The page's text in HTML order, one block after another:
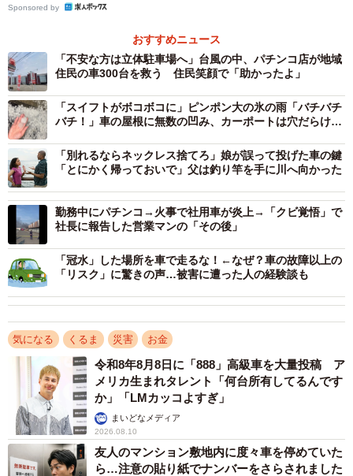
くなり、次いで「大雨・ゲリラ豪雨」（37.2%）、「洪
水」「大雪」（いずれも17.5%）、「ひょう」（17.0%）が
続きました。
車を自然災害から守るための対策を講じているか（出典：ソニー損害保
険株式会社）
5/6
車を守るための対策を講じている自然災害（出典：ソニー損害保険株式
会社）
また、「車を自然災害から守るための対策を講じている」
Sponsored by
おすすめニュース
「不安な方は立体駐車場へ」台風の中、パチンコ店が地域
住民の車300台を救う 住民笑顔で「助かったよ」
「スイフトがボコボコに」ピンポン大の氷の雨「バチバチ
バチ！」車の屋根に無数の凹み、カーポートは穴だらけ
「別れるならネックレス捨てろ」娘が誤って投げた車の鍵
「とにかく帰っておいで」父は釣り竿を手に川へ向かった
勤務中にパチンコ→火事で社用車が炎上→「クビ覚悟」で
社長に報告した営業マンの「その後」
「冠水」した場所を車で走るな！←なぜ？車の故障以上の
「リスク」に驚きの声…被害に遭った人の経験談も
気になる くるま 災害 お金
令和8年8月8日に「888」高級車を大量投稿 ア
メリカ生まれタレント「何台所有してるんです
か」「LMカッコよすぎ」
まいどなメディア
2026.08.10
友人のマンション敷地内に度々車を停めていた
ら…注意の貼り紙でナンバーをさらされました